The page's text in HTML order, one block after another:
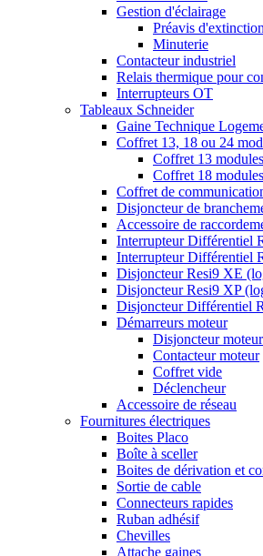
Gestion d'éclairage
Préavis d'extinction
Minuterie
Contacteur industriel
Relais thermique pour
Interrupteurs OT
Tableaux Schneider
Gaine Technique
Coffret 13, 18 ou 24
Coffret 13 modules
Coffret 18 modules
Coffret de
Disjoncteur de
Accessoire de
Interrupteur Différentiel
Interrupteur Différentiel
Disjoncteur Resi9 XE
Disjoncteur Resi9 XP
Disjoncteur Différentiel
Démarreurs moteur
Disjoncteur moteur
Contacteur moteur
Coffret vide
Déclencheur
Accessoire de réseau
Fournitures électriques
Boites Placo
Boîte à sceller
Boites de dérivation et
Sortie de cable
Connecteurs rapides
Ruban adhésif
Chevilles
Attache gaines